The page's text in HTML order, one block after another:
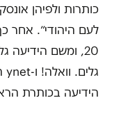
כותרות ולפיהן
לעם היהודי״. אחר
20, ומשם הידיעה
גלים. וואלה! ו-ynet
הידיעה בכותרת